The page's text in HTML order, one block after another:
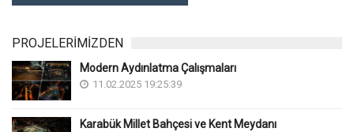
PROJELERİMİZDEN
Modern Aydınlatma Çalışmaları
11.02.2025 19:25:39
Karabük Millet Bahçesi ve Kent Meydanı